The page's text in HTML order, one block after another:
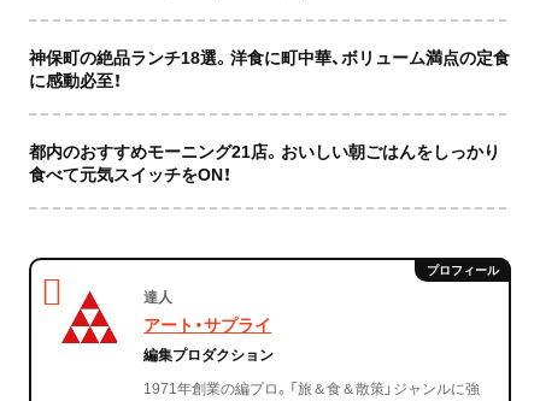
神保町の絶品ランチ18選。洋食に町中華、ボリューム満点の定食
に感動必至！
都内のおすすめモーニング21店。おいしい朝ごはんをしっかり
食べて元気スイッチをON！
達人
アート・サプライ
編集プロダクション
1971年創業の編プロ。「旅＆食＆散策」ジャンルに強